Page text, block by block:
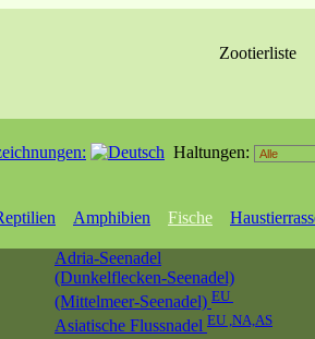
Zootierliste
Haltungen:
Amphibien Fische
Adria-Seenadel
(Dunkelflecken-Seenadel)
(Mittelmeer-Seenadel) EU
Asiatische Flussnadel EU ,NA,AS